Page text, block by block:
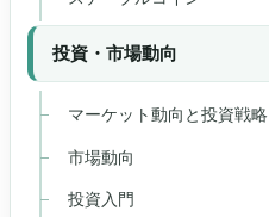
投資・市場動向
マーケット動向と投資戦略
市場動向
投資入門